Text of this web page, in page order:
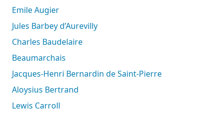
Emile Augier
Jules Barbey d’Aurevilly
Charles Baudelaire
Beaumarchais
Jacques-Henri Bernardin de Saint-Pierre
Aloysius Bertrand
Lewis Carroll